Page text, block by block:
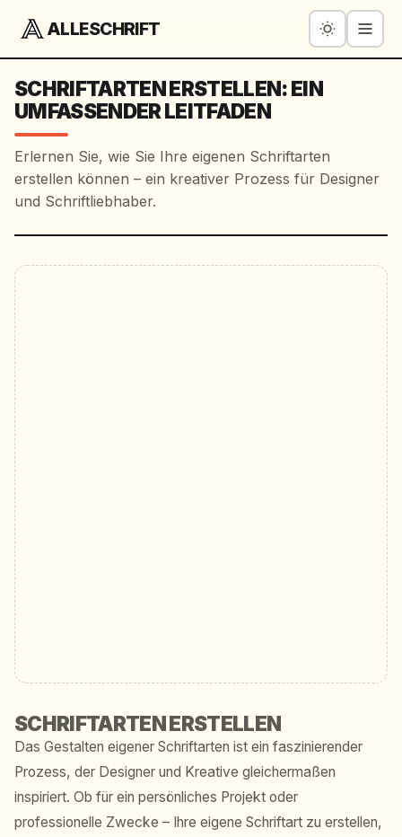
ALLESCHRIFT
SCHRIFTARTEN ERSTELLEN: EIN
UMFASSENDER LEITFADEN
Erlernen Sie, wie Sie Ihre eigenen Schriftarten
erstellen können – ein kreativer Prozess für Designer
und Schriftliebhaber.
SCHRIFTARTEN ERSTELLEN
Das Gestalten eigener Schriftarten ist ein faszinierender
Prozess, der Designer und Kreative gleichermaßen
inspiriert. Ob für ein persönliches Projekt oder
professionelle Zwecke – Ihre eigene Schriftart zu erstellen,